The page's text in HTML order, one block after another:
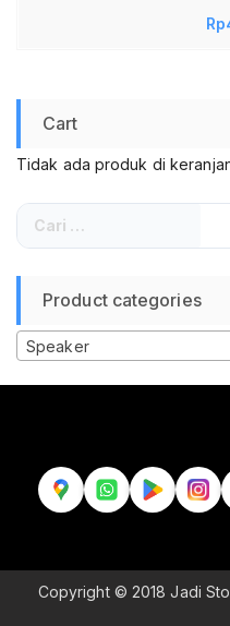
Rp
Cart
Tidak ada produk di
Cari
untuk:
Product categories
Speaker
Copyright © 2018 Jadi